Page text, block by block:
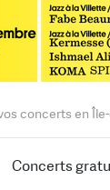
concerts en
Concerts